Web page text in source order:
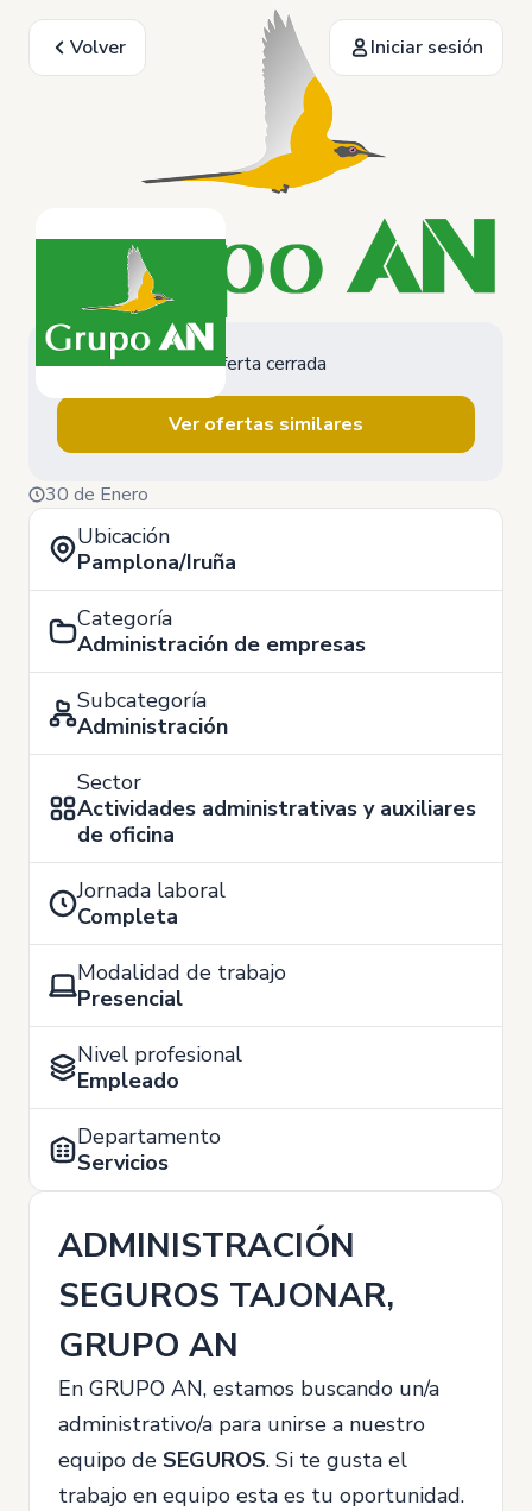
Volver Iniciar sesión
Oferta cerrada
Ver ofertas similares
30 de Enero
Ubicación
Pamplona/Iruña
Categoría
Administración de empresas
Subcategoría
Administración
Sector
Actividades administrativas y auxiliares
de oficina
Jornada laboral
Completa
Modalidad de trabajo
Presencial
Nivel profesional
Empleado
Departamento
Servicios
ADMINISTRACIÓN
SEGUROS TAJONAR,
GRUPO AN
En GRUPO AN, estamos buscando un/a
administrativo/a para unirse a nuestro
equipo de SEGUROS. Si te gusta el
trabajo en equipo esta es tu oportunidad.